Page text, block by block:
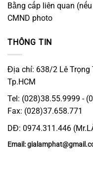
Bằng cấp liên quan
CMND photo
THÔNG TIN
Địa chỉ: 638/2 Lê Trọng
Tp.HCM
Tel: (028)38.55.9999 -
Fax: (028)37.658.771
DĐ: 0974.311.446
Email: